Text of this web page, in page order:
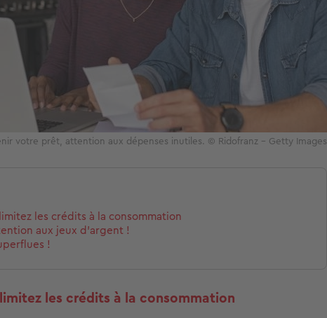
votre prêt, attention aux dépenses inutiles. © Ridofranz - Getty Images
les crédits à la consommation
aux jeux d’argent !
!
les crédits à la consommation